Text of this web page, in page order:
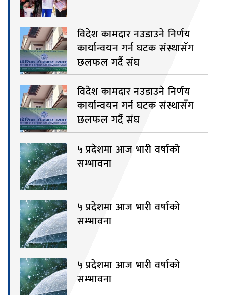
विदेश कामदार नउडाउने निर्णय
कार्यान्वयन गर्न घटक संस्थासँग
छलफल गर्दै संघ
विदेश कामदार नउडाउने निर्णय
कार्यान्वयन गर्न घटक संस्थासँग
छलफल गर्दै संघ
५ प्रदेशमा आज भारी वर्षाको
सम्भावना
५ प्रदेशमा आज भारी वर्षाको
सम्भावना
५ प्रदेशमा आज भारी वर्षाको
सम्भावना